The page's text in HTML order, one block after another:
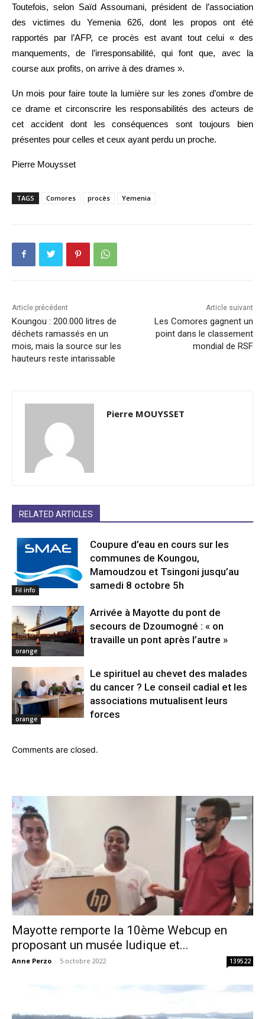
Toutefois, selon Saïd Assoumani, président de l’association
des victimes du Yemenia 626, dont les propos ont été
rapportés par l’AFP, ce procès est avant tout celui « des
manquements, de l’irresponsabilité, qui font que, avec la
course aux profits, on arrive à des drames ».
Un mois pour faire toute la lumière sur les zones d’ombre de
ce drame et circonscrire les responsabilités des acteurs de
cet accident dont les conséquences sont toujours bien
présentes pour celles et ceux ayant perdu un proche.
Pierre Mouysset
TAGS Comores procès Yemenia
Article précédent
Koungou : 200.000 litres de
déchets ramassés en un
mois, mais la source sur les
hauteurs reste intarissable
Article suivant
Les Comores gagnent un
point dans le classement
mondial de RSF
Pierre MOUYSSET
RELATED ARTICLES
Fil info
Coupure d’eau en cours sur les
communes de Koungou,
Mamoudzou et Tsingoni jusqu’au
samedi 8 octobre 5h
orange
Arrivée à Mayotte du pont de
secours de Dzoumogné : « on
travaille un pont après l’autre »
orange
Le spirituel au chevet des malades
du cancer ? Le conseil cadial et les
associations mutualisent leurs
forces
Comments are closed.
Mayotte remporte la 10ème Webcup en
proposant un musée ludique et...
Anne Perzo - 5 octobre 2022 139522